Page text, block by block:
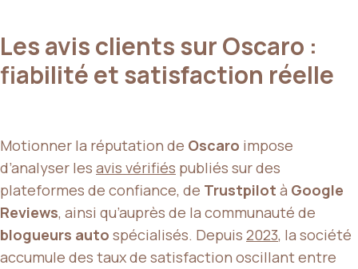
Les avis clients sur Oscaro :
fiabilité et satisfaction réelle
Motionner la réputation de Oscaro impose
d’analyser les avis vérifiés publiés sur des
plateformes de confiance, de Trustpilot à Google
Reviews, ainsi qu’auprès de la communauté de
blogueurs auto spécialisés. Depuis 2023, la société
accumule des taux de satisfaction oscillant entre